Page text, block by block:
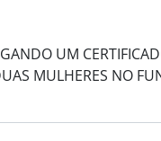
UM
MULHERES NO